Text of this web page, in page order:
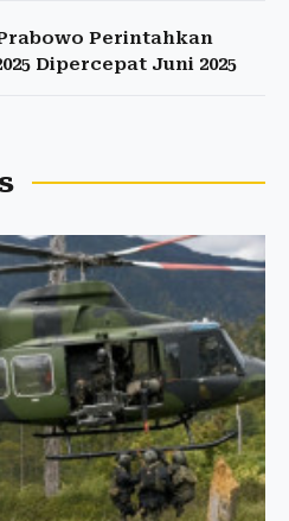
Perintahkan
Dipercepat Juni 2025